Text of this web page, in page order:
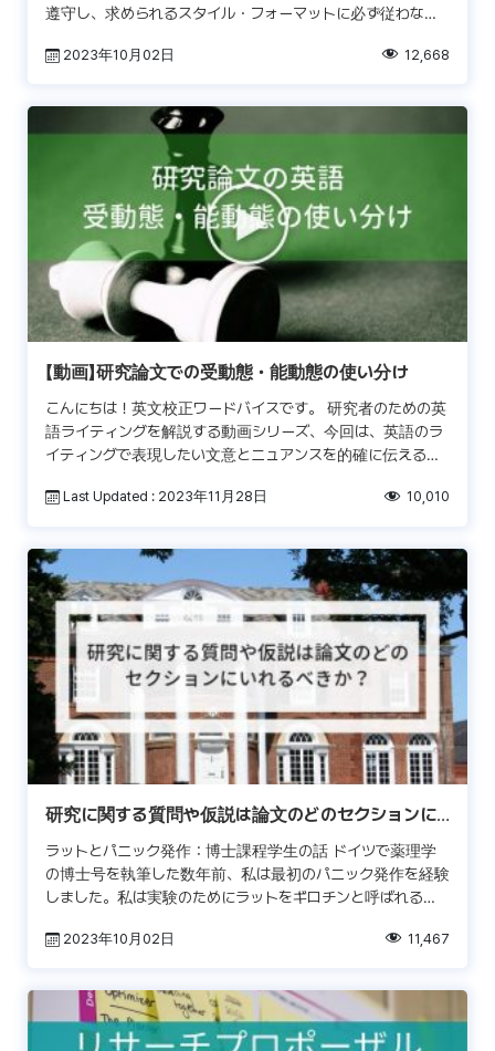
遵守し、求められるスタイル・フォーマットに必ず従わなく
も […]
2023年10月02日 12,668
【動画】研究論文での受動態・能動態の使い分け
こんにちは！英文校正ワードバイスです。 研究者のための英
語ライティングを解説する動画シリーズ、今回は、英語のラ
イティングで表現したい文意とニュアンスを的確に伝えるた
[…]Last Updated : 2023年11月28日 10,010
研究に関する質問や仮説は論文のどのセクションに
いれるべきか？
ラットとパニック発作：博士課程学生の話 ドイツで薬理学
の博士号を執筆した数年前、私は最初のパニック発作を経験
しました。私は実験のためにラットをギロチンと呼ばれる非
除し […]
2023年10月02日 11,467